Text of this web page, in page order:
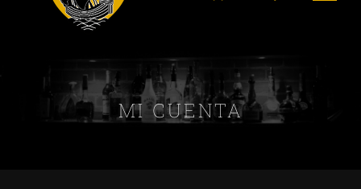
MI CUENTA